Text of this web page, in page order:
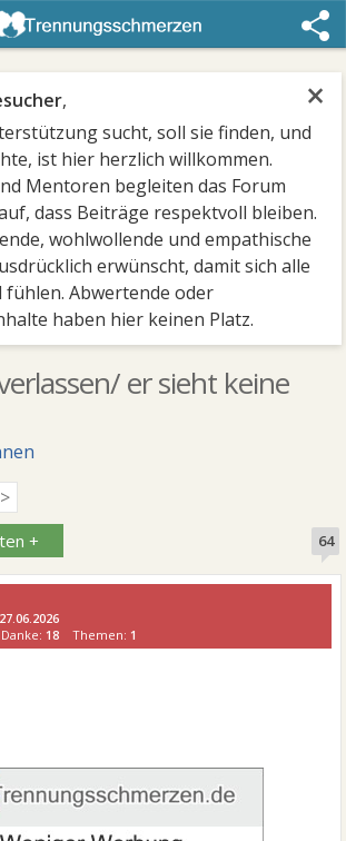
×
,
sucht, soll sie finden, und
ist hier herzlich willkommen.
Mentoren begleiten das Forum
dass Beiträge respektvoll bleiben.
wohlwollende und empathische
erwünscht, damit sich alle
Abwertende oder
haben hier keinen Platz.
er sieht keine
>
+ 64
27.06.2026
Danke: 18 Themen: 1